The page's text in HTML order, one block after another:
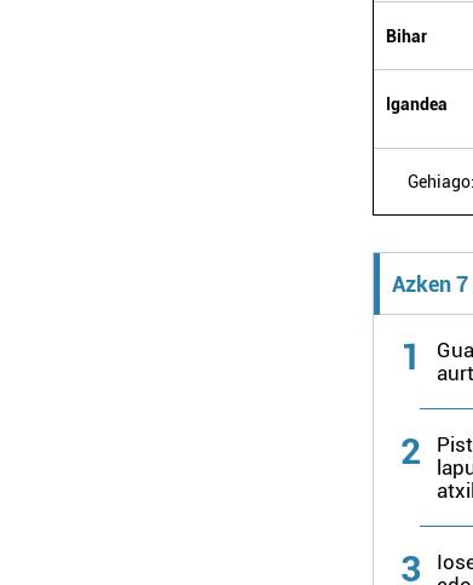
Bihar
Igandea
Gehiago:
Azken
1
2
3